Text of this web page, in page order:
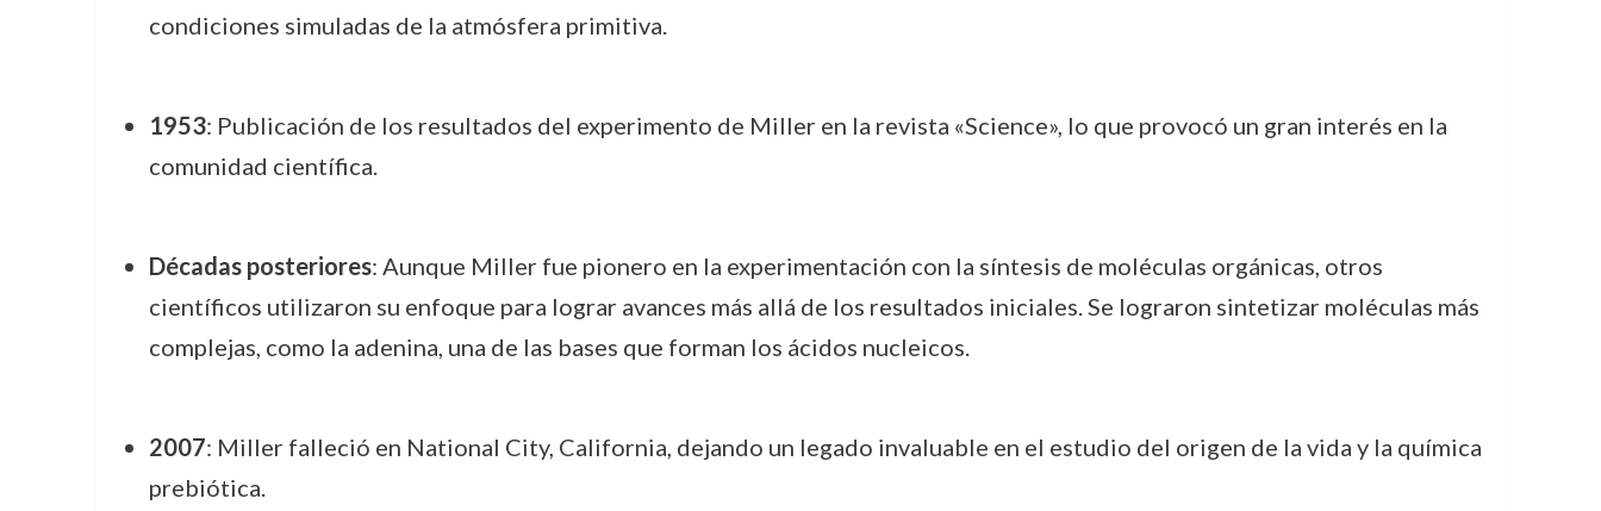
condiciones simuladas de la atmósfera primitiva.
1953: Publicación de los resultados del experimento de Miller en la revista «Science», lo que provocó un gran interés en la
comunidad científica.
Décadas posteriores: Aunque Miller fue pionero en la experimentación con la síntesis de moléculas orgánicas, otros
científicos utilizaron su enfoque para lograr avances más allá de los resultados iniciales. Se lograron sintetizar moléculas más
complejas, como la adenina, una de las bases que forman los ácidos nucleicos.
2007: Miller falleció en National City, California, dejando un legado invaluable en el estudio del origen de la vida y la química
prebiótica.